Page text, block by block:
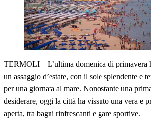
TERMOLI – L’ultima domenica di primavera
un assaggio d’estate, con il sole splendente e
per una giornata al mare. Nonostante una
desiderare, oggi la città ha vissuto una vera e
aperta, tra bagni rinfrescanti e gare sportive.